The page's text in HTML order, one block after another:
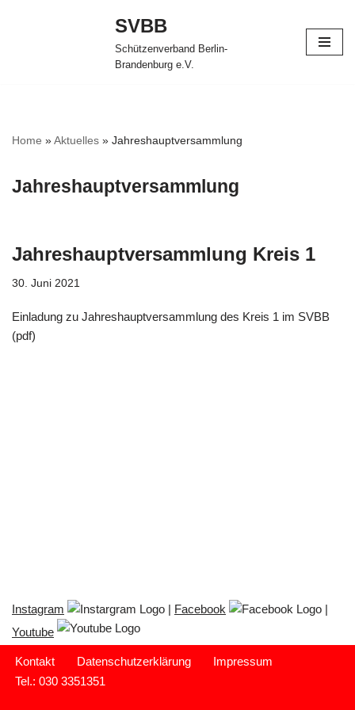
SVBB
Schützenverband Berlin-
Brandenburg e.V.
Home »Aktuelles » Jahreshauptversammlung
Jahreshauptversammlung
Jahreshauptversammlung Kreis 1
30. Juni 2021
Einladung zu Jahreshauptversammlung des Kreis 1 im SVBB
(pdf)
Instagram | Facebook
|
Youtube
Kontakt Datenschutzerklärung
Impressum
Tel.: 030 3351351